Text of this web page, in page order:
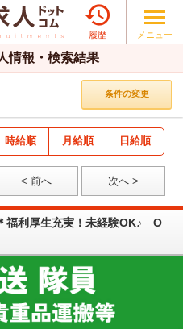

履歴 メニュー
情報・検索結果
条件の変更
時給順 月給順 日給順
< 前へ 次へ >
福利厚生充実！未経験OK♪ O